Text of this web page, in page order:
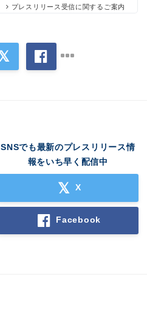
プレスリリース受信に関するご案内
SNSでも最新のプレスリリース情
報をいち早く配信中
X
Facebook